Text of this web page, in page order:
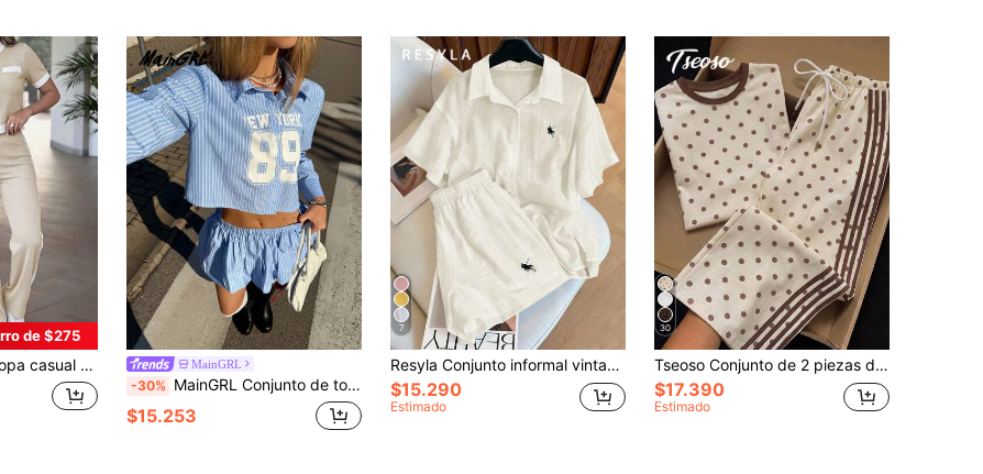
de $275
con pantalones cómodos de cintura alta y drapeado, elegante para primavera/verano MainGRL
-30% MainGRL Conjunto de top de manga larga con botones y pantalones cortos con estampado de rayas azules y números en estilo universitario
$15.253
7
Resyla Conjunto informal vintage de 2 piezas, versátil y de moda
$15.290
Estimado
30
Tseoso Conjunto de 2 piezas de estilo casual minimalista con tono suave, fondo amarillo pálido y lunares marrones, top de cuello redondo y manga corta, y pantalones con estampado de rayas y lunares, adecuado para primavera y verano
$17.390
Estimado